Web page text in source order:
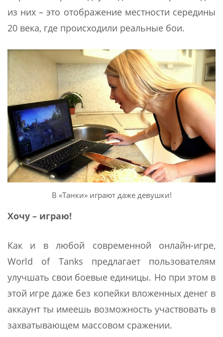
из них – это отображение местности середины
20 века, где происходили реальные бои.
В «Танки» играют даже девушки!
Хочу – играю!
Как и в любой современной онлайн-игре,
World of Tanks предлагает пользователям
улучшать свои боевые единицы. Но при этом в
этой игре даже без копейки вложенных денег в
аккаунт ты имеешь возможность участвовать в
захватывающем массовом сражении.